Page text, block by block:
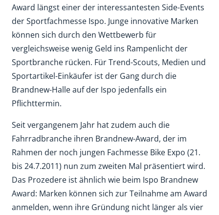
Award längst einer der interessantesten Side-Events
der Sportfachmesse Ispo. Junge innovative Marken
können sich durch den Wettbewerb für
vergleichsweise wenig Geld ins Rampenlicht der
Sportbranche rücken. Für Trend-Scouts, Medien und
Sportartikel-Einkäufer ist der Gang durch die
Brandnew-Halle auf der Ispo jedenfalls ein
Pflichttermin.
Seit vergangenem Jahr hat zudem auch die
Fahrradbranche ihren Brandnew-Award, der im
Rahmen der noch jungen Fachmesse Bike Expo (21.
bis 24.7.2011) nun zum zweiten Mal präsentiert wird.
Das Prozedere ist ähnlich wie beim Ispo Brandnew
Award: Marken können sich zur Teilnahme am Award
anmelden, wenn ihre Gründung nicht länger als vier